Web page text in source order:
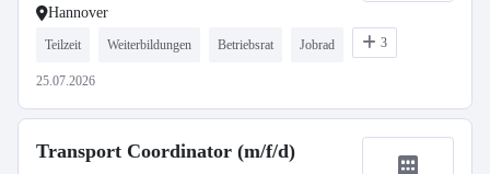
Hannover
Teilzeit Weiterbildungen Betriebsrat Jobrad 3
25.07.2026
Transport Coordinator (m/f/d)